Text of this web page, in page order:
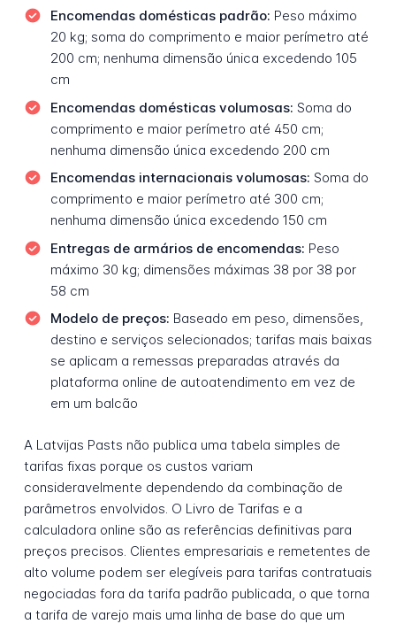
Encomendas domésticas padrão: Peso máximo
20 kg; soma do comprimento e maior perímetro até
200 cm; nenhuma dimensão única excedendo 105
cm
Encomendas domésticas volumosas: Soma do
comprimento e maior perímetro até 450 cm;
nenhuma dimensão única excedendo 200 cm
Encomendas internacionais volumosas: Soma do
comprimento e maior perímetro até 300 cm;
nenhuma dimensão única excedendo 150 cm
Entregas de armários de encomendas: Peso
máximo 30 kg; dimensões máximas 38 por 38 por
58 cm
Modelo de preços: Baseado em peso, dimensões,
destino e serviços selecionados; tarifas mais baixas
se aplicam a remessas preparadas através da
plataforma online de autoatendimento em vez de
em um balcão
A Latvijas Pasts não publica uma tabela simples de
tarifas fixas porque os custos variam
consideravelmente dependendo da combinação de
parâmetros envolvidos. O Livro de Tarifas e a
calculadora online são as referências definitivas para
preços precisos. Clientes empresariais e remetentes de
alto volume podem ser elegíveis para tarifas contratuais
negociadas fora da tarifa padrão publicada, o que torna
a tarifa de varejo mais uma linha de base do que um